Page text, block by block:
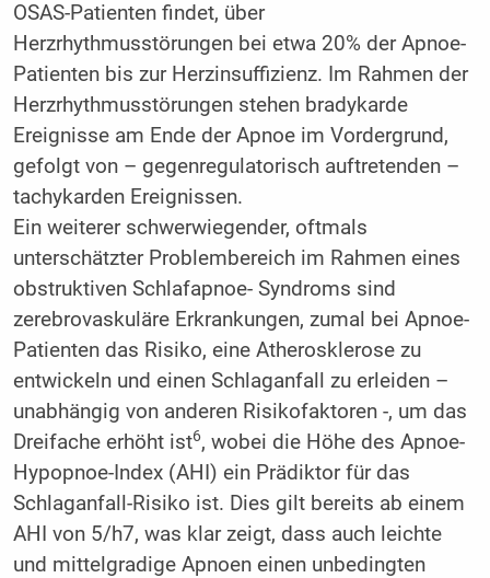
OSAS-Patienten findet, über
Herzrhythmusstörungen bei etwa 20% der Apnoe-
Patienten bis zur Herzinsuffizienz. Im Rahmen der
Herzrhythmusstörungen stehen bradykarde
Ereignisse am Ende der Apnoe im Vordergrund,
gefolgt von – gegenregulatorisch auftretenden –
tachykarden Ereignissen.
Ein weiterer schwerwiegender, oftmals
unterschätzter Problembereich im Rahmen eines
obstruktiven Schlafapnoe- Syndroms sind
zerebrovaskuläre Erkrankungen, zumal bei Apnoe-
Patienten das Risiko, eine Atherosklerose zu
entwickeln und einen Schlaganfall zu erleiden –
unabhängig von anderen Risikofaktoren -, um das
Dreifache erhöht ist6, wobei die Höhe des Apnoe-
Hypopnoe-Index (AHI) ein Prädiktor für das
Schlaganfall-Risiko ist. Dies gilt bereits ab einem
AHI von 5/h7, was klar zeigt, dass auch leichte
und mittelgradige Apnoen einen unbedingten